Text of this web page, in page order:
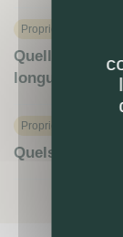
Proprietaire
Quelles
longue durée ?
Proprietaire
Quels avis